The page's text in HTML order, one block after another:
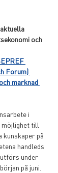
och
Forum)
marknad
i
möjlighet till
kunskaper på
handleds
under
på juni.